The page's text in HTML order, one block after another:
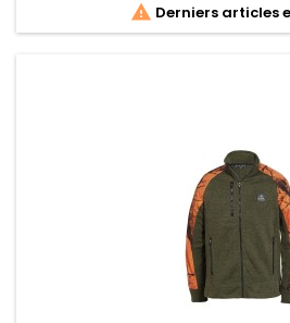
 Derniers articles